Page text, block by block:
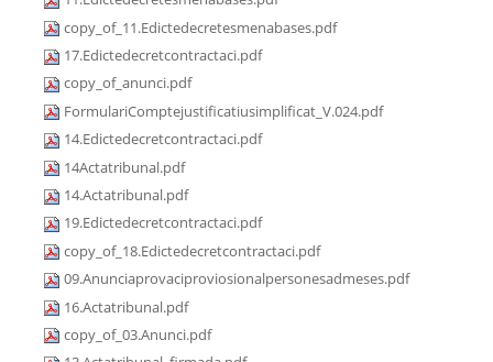
copy_of_11.Edictedecretesmenabases.pdf
17.Edictedecretcontractaci.pdf
copy_of_anunci.pdf
FormulariComptejustificatiusimplificat_V.024.pdf
14.Edictedecretcontractaci.pdf
14Actatribunal.pdf
14.Actatribunal.pdf
19.Edictedecretcontractaci.pdf
copy_of_18.Edictedecretcontractaci.pdf
09.Anunciaprovaciproviosionalpersonesadmeses.pdf
16.Actatribunal.pdf
copy_of_03.Anunci.pdf